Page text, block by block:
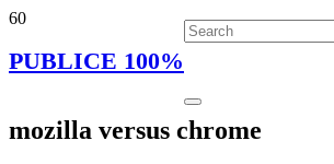
PUBLICE 100%
mozilla versus chrome